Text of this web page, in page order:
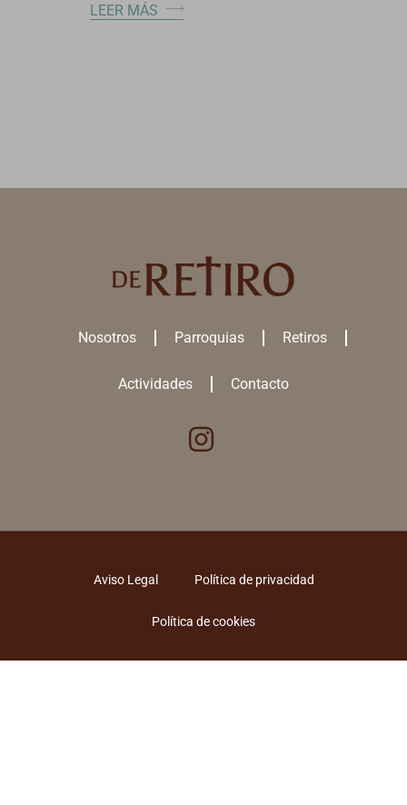
LEER MÁS
Nosotros Parroquias Retiros
Actividades Contacto
Aviso Legal Política de privacidad
Política de cookies